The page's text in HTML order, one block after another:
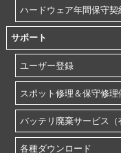
ハードウェア年間保守契
サポート
ユーザー登録
スポット修理＆保守修理
バッテリ廃棄サービス（
各種ダウンロード